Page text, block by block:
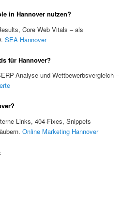
in Hannover nutzen?
Core Web Vitals – als
SEA Hannover
für Hannover?
Analyse und Wettbewerbsvergleich –
Links, 404-Fixes, Snippets
Online Marketing Hannover